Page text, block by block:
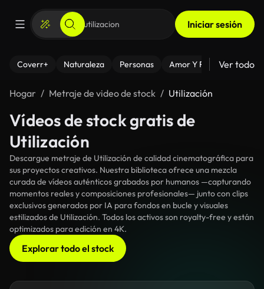
Iniciar sesión
Coverr+ Naturaleza Personas Amor Y Relaciones
Ver todo
Hogar Metraje de video de stock Utilización
Vídeos de stock gratis de
Utilización
Descargue metraje de Utilización de calidad cinematográfica para
sus proyectos creativos. Nuestra biblioteca ofrece una mezcla
curada de vídeos auténticos grabados por humanos —capturando
momentos reales y composiciones profesionales— junto con clips
exclusivos generados por IA para fondos en bucle y visuales
estilizados de Utilización. Todos los activos son royalty-free y están
optimizados para edición en 4K.
Explorar todo el stock